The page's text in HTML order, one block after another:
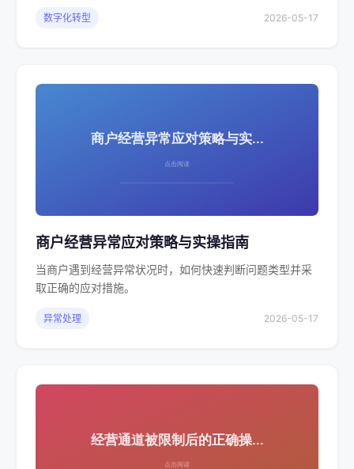
数字化转型 2026-05-17
商户经营异常应对策略与实操指南
当商户遇到经营异常状况时，如何快速判断问题类型并采
取正确的应对措施。
异常处理 2026-05-17